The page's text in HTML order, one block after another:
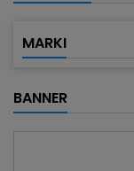
MARKI
BANNER